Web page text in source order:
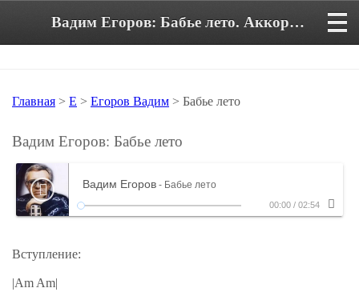
Вадим Егоров: Бабье лето. Аккорды и текст песни
Главная > Е > Егоров Вадим > Бабье лето
Вадим Егоров: Бабье лето
Вадим Егоров - Бабье лето
00:00 / 02:54
Вступление:
|Am Am|